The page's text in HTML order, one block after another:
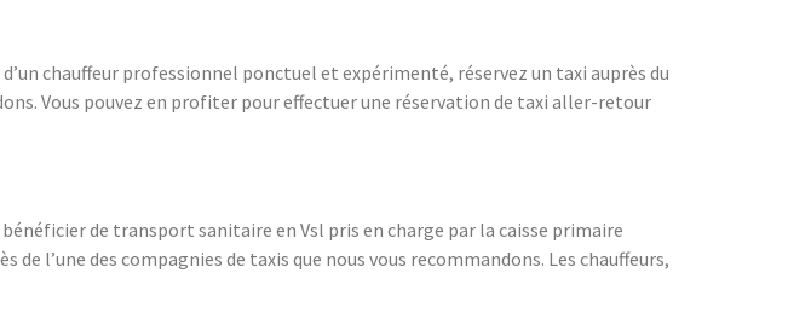
chauffeur professionnel ponctuel et expérimenté, réservez un taxi auprès du
Vous pouvez en profiter pour effectuer une réservation de taxi aller-retour
de transport sanitaire en Vsl pris en charge par la caisse primaire
l’une des compagnies de taxis que nous vous recommandons. Les chauffeurs,